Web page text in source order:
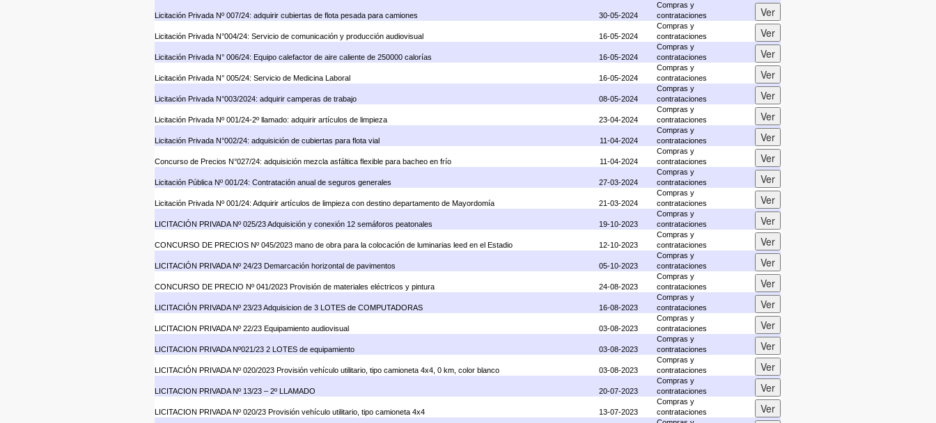
Licitación Privada Nº 007/24: adquirir cubiertas de flota pesada para camiones 30-05-2024
Compras y
contrataciones
Licitación Privada N°004/24: Servicio de comunicación y producción audiovisual 16-05-2024
Compras y
contrataciones
Licitación Privada N° 006/24: Equipo calefactor de aire caliente de 250000 calorías 16-05-2024
Compras y
contrataciones
Licitación Privada N° 005/24: Servicio de Medicina Laboral 16-05-2024
Compras y
contrataciones
Licitación Privada N°003/2024: adquirir camperas de trabajo 08-05-2024
Compras y
contrataciones
Licitación Privada Nº 001/24-2º llamado: adquirir artículos de limpieza 23-04-2024
Compras y
contrataciones
Licitación Privada N°002/24: adquisición de cubiertas para flota vial 11-04-2024
Compras y
contrataciones
Concurso de Precios N°027/24: adquisición mezcla asfáltica flexible para bacheo en frío 11-04-2024
Compras y
contrataciones
Licitación Pública Nº 001/24: Contratación anual de seguros generales 27-03-2024
Compras y
contrataciones
Licitación Privada Nº 001/24: Adquirir artículos de limpieza con destino departamento de Mayordomía 21-03-2024
Compras y
contrataciones
LICITACIÓN PRIVADA Nº 025/23 Adquisición y conexión 12 semáforos peatonales 19-10-2023
Compras y
contrataciones
CONCURSO DE PRECIOS Nº 045/2023 mano de obra para la colocación de luminarias leed en el Estadio 12-10-2023
Compras y
contrataciones
LICITACIÓN PRIVADA Nº 24/23 Demarcación horizontal de pavimentos 05-10-2023
Compras y
contrataciones
CONCURSO DE PRECIO Nº 041/2023 Provisión de materiales eléctricos y pintura 24-08-2023
Compras y
contrataciones
LICITACIÓN PRIVADA Nº 23/23 Adquisicion de 3 LOTES de COMPUTADORAS 16-08-2023
Compras y
contrataciones
LICITACION PRIVADA Nº 22/23 Equipamiento audiovisual 03-08-2023
Compras y
contrataciones
LICITACION PRIVADA Nº021/23 2 LOTES de equipamiento 03-08-2023
Compras y
contrataciones
LICITACIÓN PRIVADA Nº 020/2023 Provisión vehículo utilitario, tipo camioneta 4x4, 0 km, color blanco 03-08-2023
Compras y
contrataciones
LICITACION PRIVADA Nº 13/23 – 2º LLAMADO 20-07-2023
Compras y
contrataciones
LICITACION PRIVADA Nº 020/23 Provisión vehículo utilitario, tipo camioneta 4x4 13-07-2023
Compras y
contrataciones